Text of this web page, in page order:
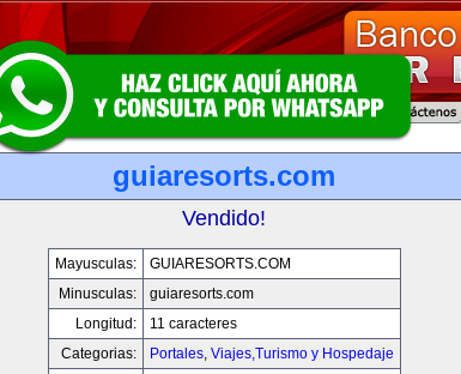
guiaresorts.com
Vendido!
Mayusculas:
GUIARESORTS.COM
Minusculas:
guiaresorts.com
Longitud:
11 caracteres
Categorias:
Portales, Viajes,Turismo y Hospedaje